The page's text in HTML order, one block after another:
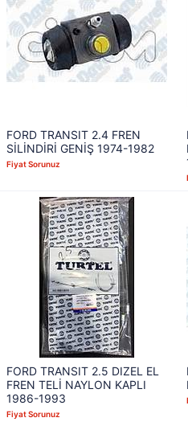
FORD TRANSIT 2.4 FREN
SİLİNDİRİ GENİŞ 1974-1982
Fiyat Sorunuz
FORD TRANSIT 2.5 DIZEL EL
FREN TELİ NAYLON KAPLI
1986-1993
Fiyat Sorunuz